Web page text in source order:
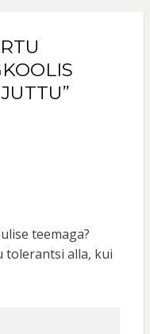
teemaga?
tolerantsi alla, kui